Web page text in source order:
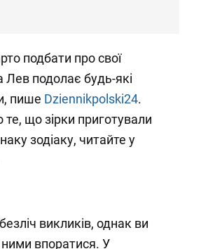
подбати про свої
Лев подолає будь-які
пише Dziennikpolski24.
те, що зірки приготували
зодіаку, читайте у
викликів, однак ви
впоратися. У